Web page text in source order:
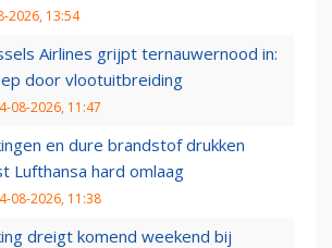
2026, 13:54
Airlines grijpt ternauwernood in:
door vlootuitbreiding
08-2026, 11:47
en dure brandstof drukken
Lufthansa hard omlaag
08-2026, 11:38
dreigt komend weekend bij